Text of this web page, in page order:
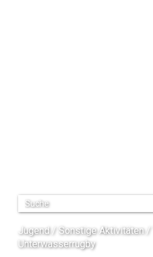
Jugend Sonstige Aktivitäten
Unterwasserrugby